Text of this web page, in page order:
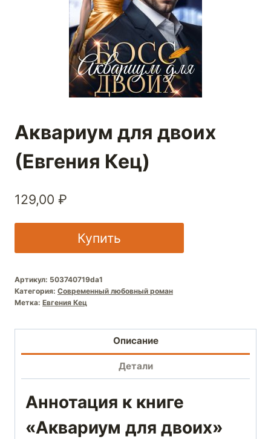
Аквариум для двоих
(Евгения Кец)
129,00 ₽
Купить
Артикул: 503740719da1
Категория: Современный любовный роман
Метка: Евгения Кец
Описание
Детали
Аннотация к книге
«Аквариум для двоих»